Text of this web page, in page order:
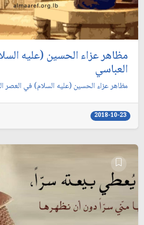
مظاهر عزاء الحسين (عليه
العباسي
مظاهر عزاء الحسين (عليه السلام) في العصر
2018-10-23